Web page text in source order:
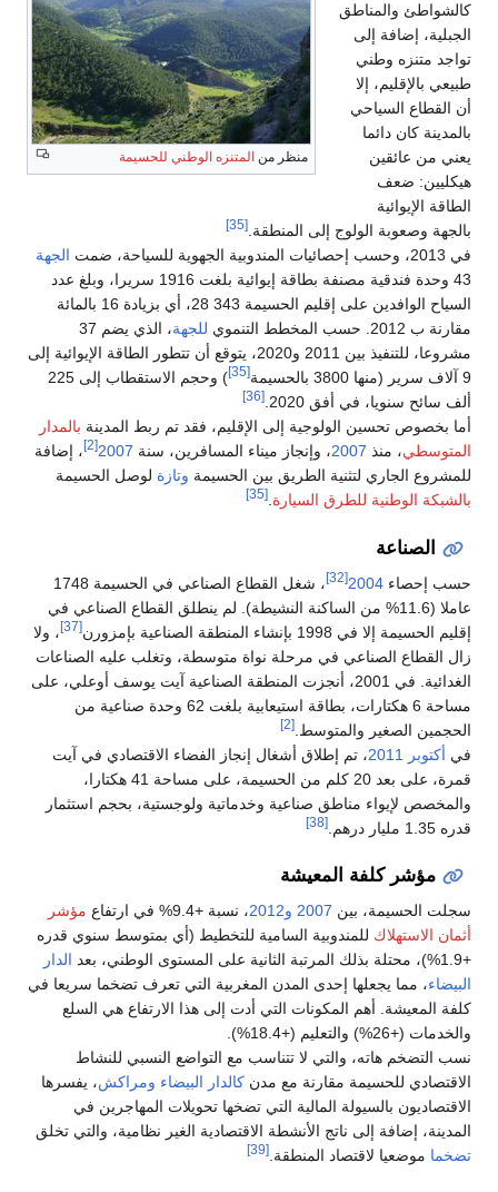
منظر من المتنزه الوطني للحسيمة
كالشواطئ والمناطق
الجبلية، إضافة إلى
تواجد متنزه وطني
طبيعي بالإقليم، إلا
أن القطاع السياحي
بالمدينة كان دائما
يعني من عائقين
هيكليين: ضعف
الطاقة الإيوائية
بالجهة وصعوبة الولوج إلى المنطقة.[35]
في 2013، وحسب إحصائيات المندوبية الجهوية للسياحة، ضمت
الجهة
43 وحدة فندقية مصنفة بطاقة إيوائية بلغت 1916 سريرا، وبلغ عدد
السياح الوافدين على إقليم الحسيمة 343 28، أي بزيادة 16 بالمائة
مقارنة ب 2012. حسب المخطط التنموي
للجهة
، الذي يضم 37
مشروعا، للتنفيذ بين 2011 و2020، يتوقع أن تتطور الطاقة الإيوائية إلى
9 آلاف سرير (منها 3800 بالحسيمة
[35]
) وحجم الاستقطاب إلى 225
ألف سائح سنويا، في أفق 2020.
[36]
أما بخصوص تحسين الولوجية إلى الإقليم، فقد تم ربط المدينة بالمدار
المتوسطي، منذ 2007، وإنجاز ميناء المسافرين، سنة 2007
[2]
، إضافة
للمشروع الجاري لتثنية الطريق بين الحسيمة وتازة لوصل الحسيمة
بالشبكة الوطنية للطرق السيارة.
[35]
الصناعة
حسب إحصاء 2004
[32]
، شغل القطاع الصناعي في الحسيمة 1748
عاملا (11.6% من الساكنة النشيطة). لم ينطلق القطاع الصناعي في
إقليم الحسيمة إلا في 1998 بإنشاء المنطقة الصناعية بإمزورن
[37]
، ولا
زال القطاع الصناعي في مرحلة نواة متوسطة، وتغلب عليه الصناعات
الغدائية. في 2001، أنجزت المنطقة الصناعية آيت يوسف أوعلي، على
مساحة 6 هكتارات، بطاقة استيعابية بلغت 62 وحدة صناعية من
الحجمين الصغير والمتوسط. [2]
في أكتوبر 2011، تم إطلاق أشغال إنجاز الفضاء الاقتصادي في آيت
قمرة، على بعد 20 كلم من الحسيمة، على مساحة 41 هكتارا،
والمخصص لإيواء مناطق صناعية وخدماتية ولوجستية، بحجم استثمار
قدره 1.35 مليار درهم.
[38]
مؤشر كلفة المعيشة
سجلت الحسيمة، بين 2007 و2012 ، نسبة +9.4% في ارتفاع
مؤشر
أثمان الاستهلاك للمندوبية السامية للتخطيط (أي بمتوسط سنوي قدره
+1.9%)، محتلة بذلك المرتبة الثانية على المستوى الوطني، بعد
الدار
البيضاء، مما يجعلها إحدى المدن المغربية التي تعرف تضخما سريعا في
كلفة المعيشة. أهم المكونات التي أدت إلى هذا الارتفاع هي السلع
والخدمات (+26%) والتعليم (+18.4%).
نسب التضخم هاته، والتي لا تتناسب مع التواضع النسبي للنشاط
الاقتصادي للحسيمة مقارنة مع مدن كالدار البيضاء ومراكش، يفسرها
الاقتصاديون بالسيولة المالية التي تضخها تحويلات المهاجرين في
المدينة، إضافة إلى ناتج الأنشطة الاقتصادية الغير نظامية، والتي تخلق
تضخما موضعيا لاقتصاد المنطقة.[39]